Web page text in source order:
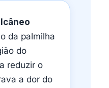
da palmilha
do
reduzir o
a dor do